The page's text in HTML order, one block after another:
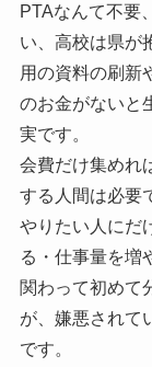
PTAなんて不要
い、高校は県が
用の資料の刷新
のお金がないと
実です。
会費だけ集めれ
する人間は必要
やりたい人にだ
る・仕事量を増
関わって初めて
が、嫌悪されて
です。